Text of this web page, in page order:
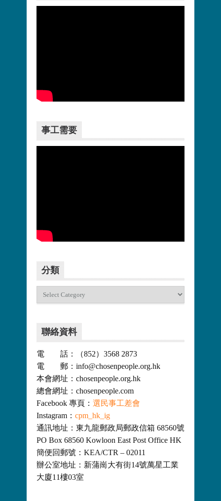
事工需要
分類
聯絡資料
電 話：（852）3568 2873
電 郵：info@chosenpeople.org.hk
本會網址：chosenpeople.org.hk
總會網址：chosenpeople.com
Facebook 專頁： 選民事工差會
Instagram： cpm_hk_ig
通訊地址：東九龍郵政局郵政信箱 68560號
PO Box 68560 Kowloon East Post Office HK
簡便回郵號：KEA/CTR – 02011
辦公室地址：新蒲崗大有街14號萬星工業
大廈11樓03室